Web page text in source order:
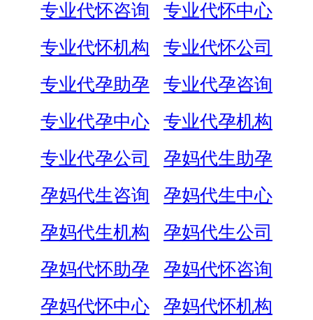
专业代怀咨询
专业代怀中心
专业代怀机构
专业代怀公司
专业代孕助孕
专业代孕咨询
专业代孕中心
专业代孕机构
专业代孕公司
孕妈代生助孕
孕妈代生咨询
孕妈代生中心
孕妈代生机构
孕妈代生公司
孕妈代怀助孕
孕妈代怀咨询
孕妈代怀中心
孕妈代怀机构